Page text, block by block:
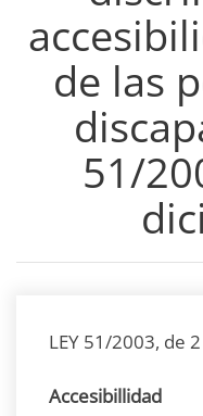
de las
51/
LEY 51/2003, de
Accesibillidad